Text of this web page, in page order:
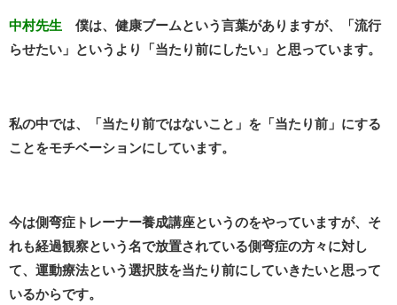
中村先生
僕は、健康ブームという言葉がありますが、「流行
らせたい」というより「当たり前にしたい」と思っています。
私の中では、「当たり前ではないこと」を「当たり前」にする
ことをモチベーションにしています。
今は側弯症トレーナー養成講座というのをやっていますが、そ
れも経過観察という名で放置されている側弯症の方々に対し
て、運動療法という選択肢を当たり前にしていきたいと思って
いるからです。